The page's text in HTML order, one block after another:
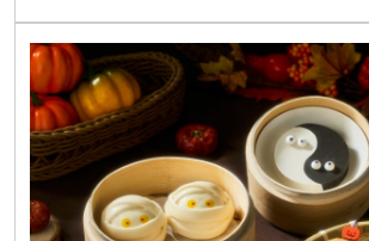
睛嘛黑義大利麵」，及造型特調「紅
每年萬聖節，都一定會造成打卡風潮的
點，2023萬聖節也大玩創意，運用竹